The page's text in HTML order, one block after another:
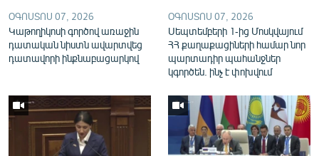
English
Русский
ՕԳՈՍՏՈՍ 07, 2026
Կաթողիկոսի գործով առաջին
դատական նիստն ավարտվեց
դատավորի ինքնաբացարկով
ՕԳՈՍՏՈՍ 07, 2026
Սեպտեմբերի 1-ից Մոսկվայում
ՀՀ քաղաքացիների համար նոր
պարտադիր պահանջներ
կգործեն. ինչ է փոխվում